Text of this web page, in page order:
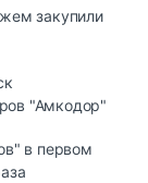
закупили
"Амкодор"
в первом